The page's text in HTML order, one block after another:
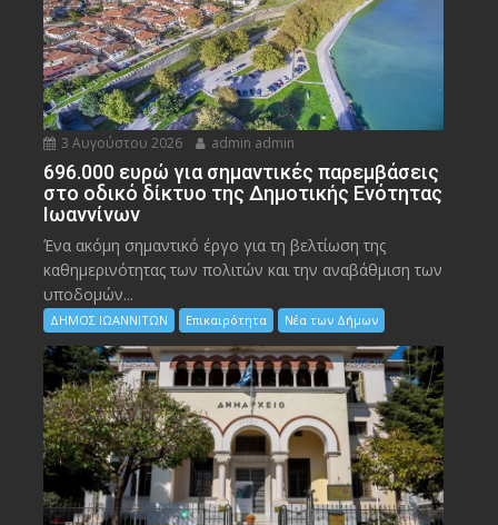
3 Αυγούστου 2026 admin admin
696.000 ευρώ για σημαντικές παρεμβάσεις
στο οδικό δίκτυο της Δημοτικής Ενότητας
Ιωαννίνων
Ένα ακόμη σημαντικό έργο για τη βελτίωση της
καθημερινότητας των πολιτών και την αναβάθμιση των
υποδομών...
ΔΗΜΟΣ ΙΩΑΝΝΙΤΩΝ Επικαιρότητα Νέα των Δήμων